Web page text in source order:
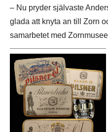
– Nu pryder självaste
glada att knyta an till Zorn
samarbetet med